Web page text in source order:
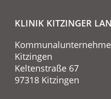
KLINIK KITZINGER
Kitzingen
Keltenstraße 67
97318 Kitzingen